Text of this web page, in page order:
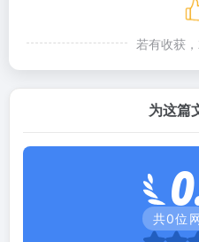
若有收获
为这篇
共0位